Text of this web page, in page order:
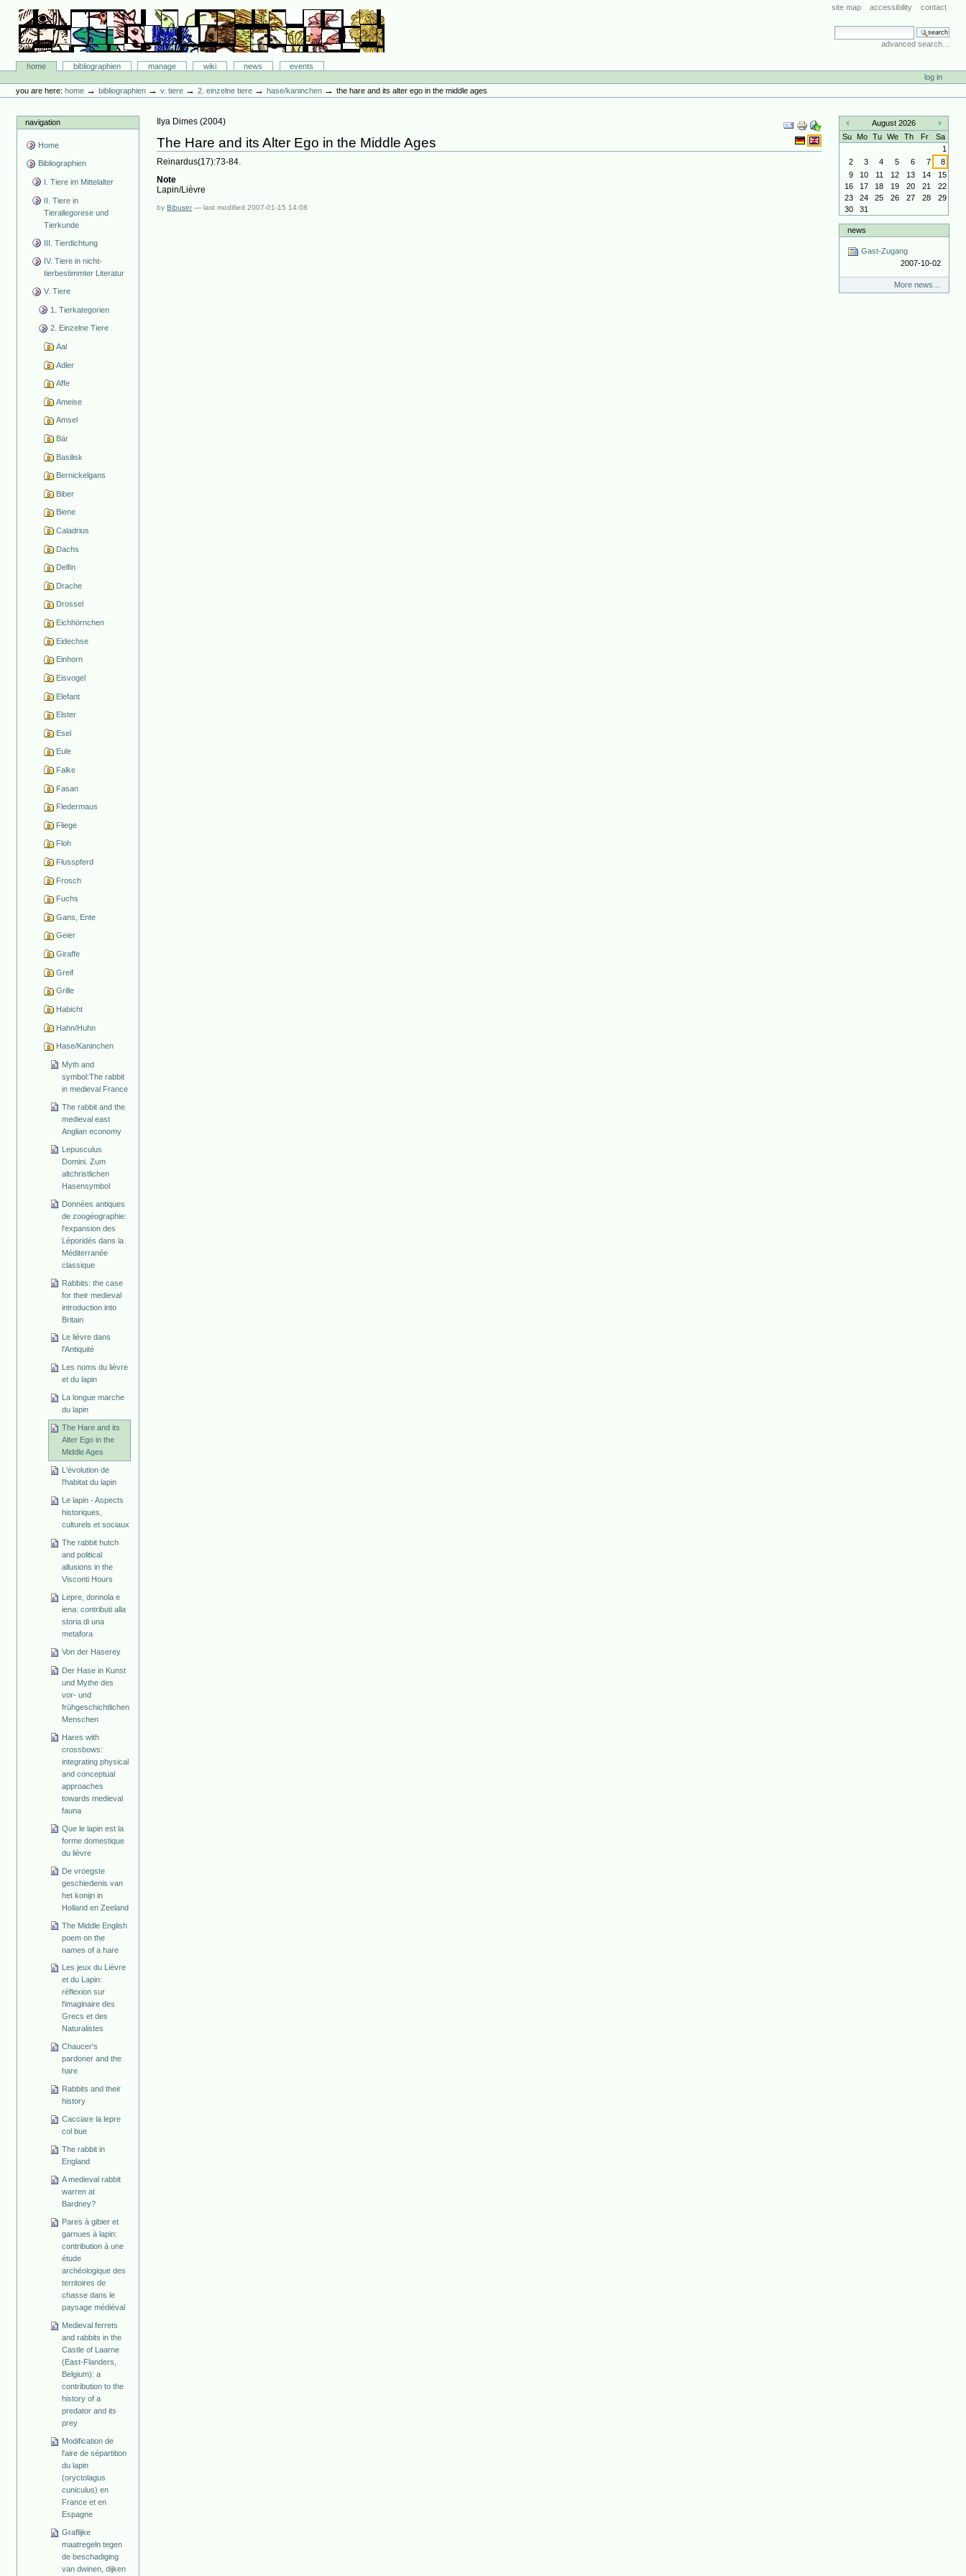
content.
navigation
site map accessibility contact
search site
advanced search…
Bibliographie-Portal
Sectionshome bibliographien manage wiki news
events
tools
log in
you are here: home →bibliographien →v. tiere →2. einzelne tiere →hase/kaninchen →the hare and its alter ego in the middle ages
navigation
Home
Bibliographien
I. Tiere im Mittelalter
II. Tiere in
Tierallegorese und
Tierkunde
III. Tierdichtung
IV. Tiere in nicht-
tierbestimmter Literatur
V. Tiere
1. Tierkategorien
2. Einzelne Tiere
Aal
Adler
Affe
Ameise
Amsel
Bär
Basilisk
Bernickelgans
Biber
Biene
Caladrius
Dachs
Delfin
Drache
Drossel
Eichhörnchen
Eidechse
Einhorn
Eisvogel
Elefant
Elster
Esel
Eule
Falke
Fasan
Fledermaus
Fliege
Floh
Flusspferd
Frosch
Fuchs
Gans, Ente
Geier
Giraffe
Greif
Grille
Habicht
Hahn/Huhn
Hase/Kaninchen
Myth and
symbol:The rabbit
in medieval France
The rabbit and the
medieval east
Anglian economy
Lepusculus
Domini. Zum
altchristlichen
Hasensymbol
Données antiques
de zoogéographie:
l'expansion des
Léporidés dans la
Méditerranée
classique
Rabbits: the case
for their medieval
introduction into
Britain
Le lièvre dans
l'Antiquité
Les noms du lièvre
et du lapin
La longue marche
du lapin
The Hare and its
Alter Ego in the
Middle Ages
L'évolution de
l'habitat du lapin
Le lapin - Aspects
historiques,
culturels et sociaux
The rabbit hutch
and political
allusions in the
Visconti Hours
Lepre, donnola e
iena: contributi alla
storia di una
metafora
Von der Haserey
Der Hase in Kunst
und Mythe des
vor- und
frühgeschichtlichen
Menschen
Hares with
crossbows:
integrating physical
and conceptual
approaches
towards medieval
fauna
Que le lapin est la
forme domestique
du lièvre
De vroegste
geschiedenis van
het konijn in
Holland en Zeeland
The Middle English
poem on the
names of a hare
Les jeux du Lièvre
et du Lapin:
réflexion sur
l'imaginaire des
Grecs et des
Naturalistes
Chaucer's
pardoner and the
hare
Rabbits and their
history
Cacciare la lepre
col bue
The rabbit in
England
A medieval rabbit
warren at
Bardney?
Pares à gibier et
garnues à lapin:
contribution à une
étude
archéologique des
territoires de
chasse dans le
paysage médiéval
Medieval ferrets
and rabbits in the
Castle of Laarne
(East-Flanders,
Belgium): a
contribu­tion to the
history of a
predator and its
prey
Modification de
l'aire de sépartition
du lapin
(oryctolagus
cuniculus) en
France et en
Espagne
Graflijke
maatregeln tegen
de beschadiging
van dwinen, dijken
Document
Actions
Ilya Dimes (2004)
The Hare and its Alter Ego in the Middle Ages
Reinardus(17):73-84.
Note
Lapin/Lièvre
byBibuser —last modified2007-01-15 14:08
«
August 2026
»
Su Mo Tu We Th Fr
Sa
1
2
3 4 5 6 7
8
9
10 11 12 13 14
15
16
17 18 19 20 21
22
23
24 25 26 27 28
29
30
31
news
Gast-Zugang
2007-10-02
More news…